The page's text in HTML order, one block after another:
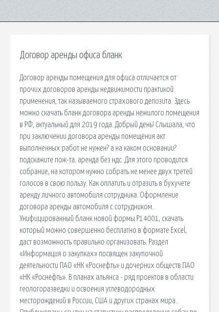
Договор аренды офиса бланк
Договор аренды помещения для офиса отличается от
прочих договоров аренды недвижимости практикой
применения, так называемого страхового депозита. Здесь
можно скачать бланк договора аренды нежилого помещения
в РФ, актуальный для 2019 года. Добрый день! Слышала, что
при заключении договора аренды помещения акт
выполненных работ не нужен? а на каком основании?
подскажите пож-та. аренда без ндс. Для этого проводится
собрание, на котором нужно собрать не менее двух третей
голосов в свою пользу. Как оплатить и отразить в бухучете
аренду личного автомобиля сотрудника. Оформление
договора аренды автомобиля с сотрудником.
Унифицированный бланк новой формы Р14001, скачать
который можно совершенно бесплатно в формате Excel,
даст возможность правильно организовать. Раздел
«Информация о закупках» посвящен закупочной
деятельности ПАО «НК «Роснефть» и дочерних обществ ПАО
«НК «Роснефть». В планах альянса - ряд проектов в области
геологоразведки и освоения углеводородных
месторождений в России, США и других странах мира.